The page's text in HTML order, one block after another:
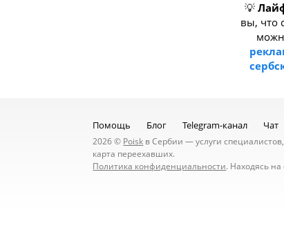
💡
вы, что
Помощь Блог Telegram-канал Чат
2026 © Poisk в Сербии — услуги
карта переехавших.
Политика конфиденциальности. Находясь